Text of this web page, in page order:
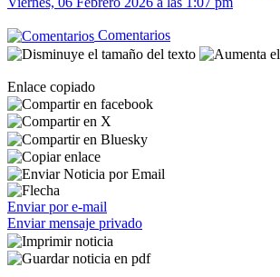
Comentarios
Enlace copiado
Enviar por e-mail
Enviar mensaje privado